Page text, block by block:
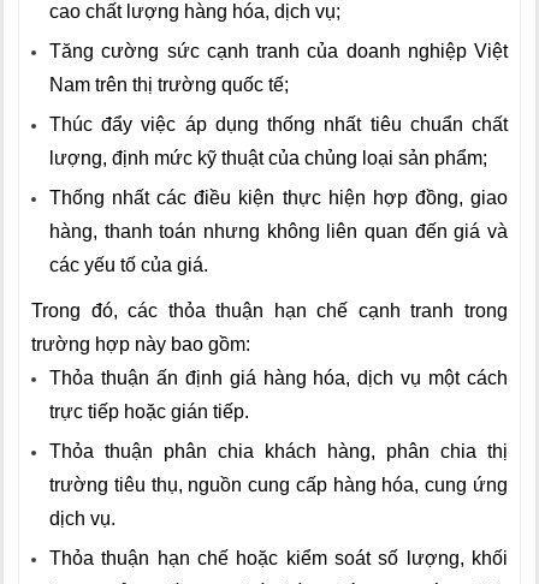
cao chất lượng hàng hóa, dịch vụ;
Tăng cường sức cạnh tranh của doanh nghiệp Việt
Nam trên thị trường quốc tế;
Thúc đẩy việc áp dụng thống nhất tiêu chuẩn chất
lượng, định mức kỹ thuật của chủng loại sản phẩm;
Thống nhất các điều kiện thực hiện hợp đồng, giao
hàng, thanh toán nhưng không liên quan đến giá và
các yếu tố của giá.
Trong đó, các thỏa thuận hạn chế cạnh tranh trong
trường hợp này bao gồm:
Thỏa thuận ấn định giá hàng hóa, dịch vụ một cách
trực tiếp hoặc gián tiếp.
Thỏa thuận phân chia khách hàng, phân chia thị
trường tiêu thụ, nguồn cung cấp hàng hóa, cung ứng
dịch vụ.
Thỏa thuận hạn chế hoặc kiểm soát số lượng, khối